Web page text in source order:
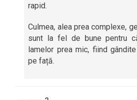
rapid.
Culmea, alea prea complexe,
sunt la fel de bune pentru
lamelor prea mic, fiind
pe față.